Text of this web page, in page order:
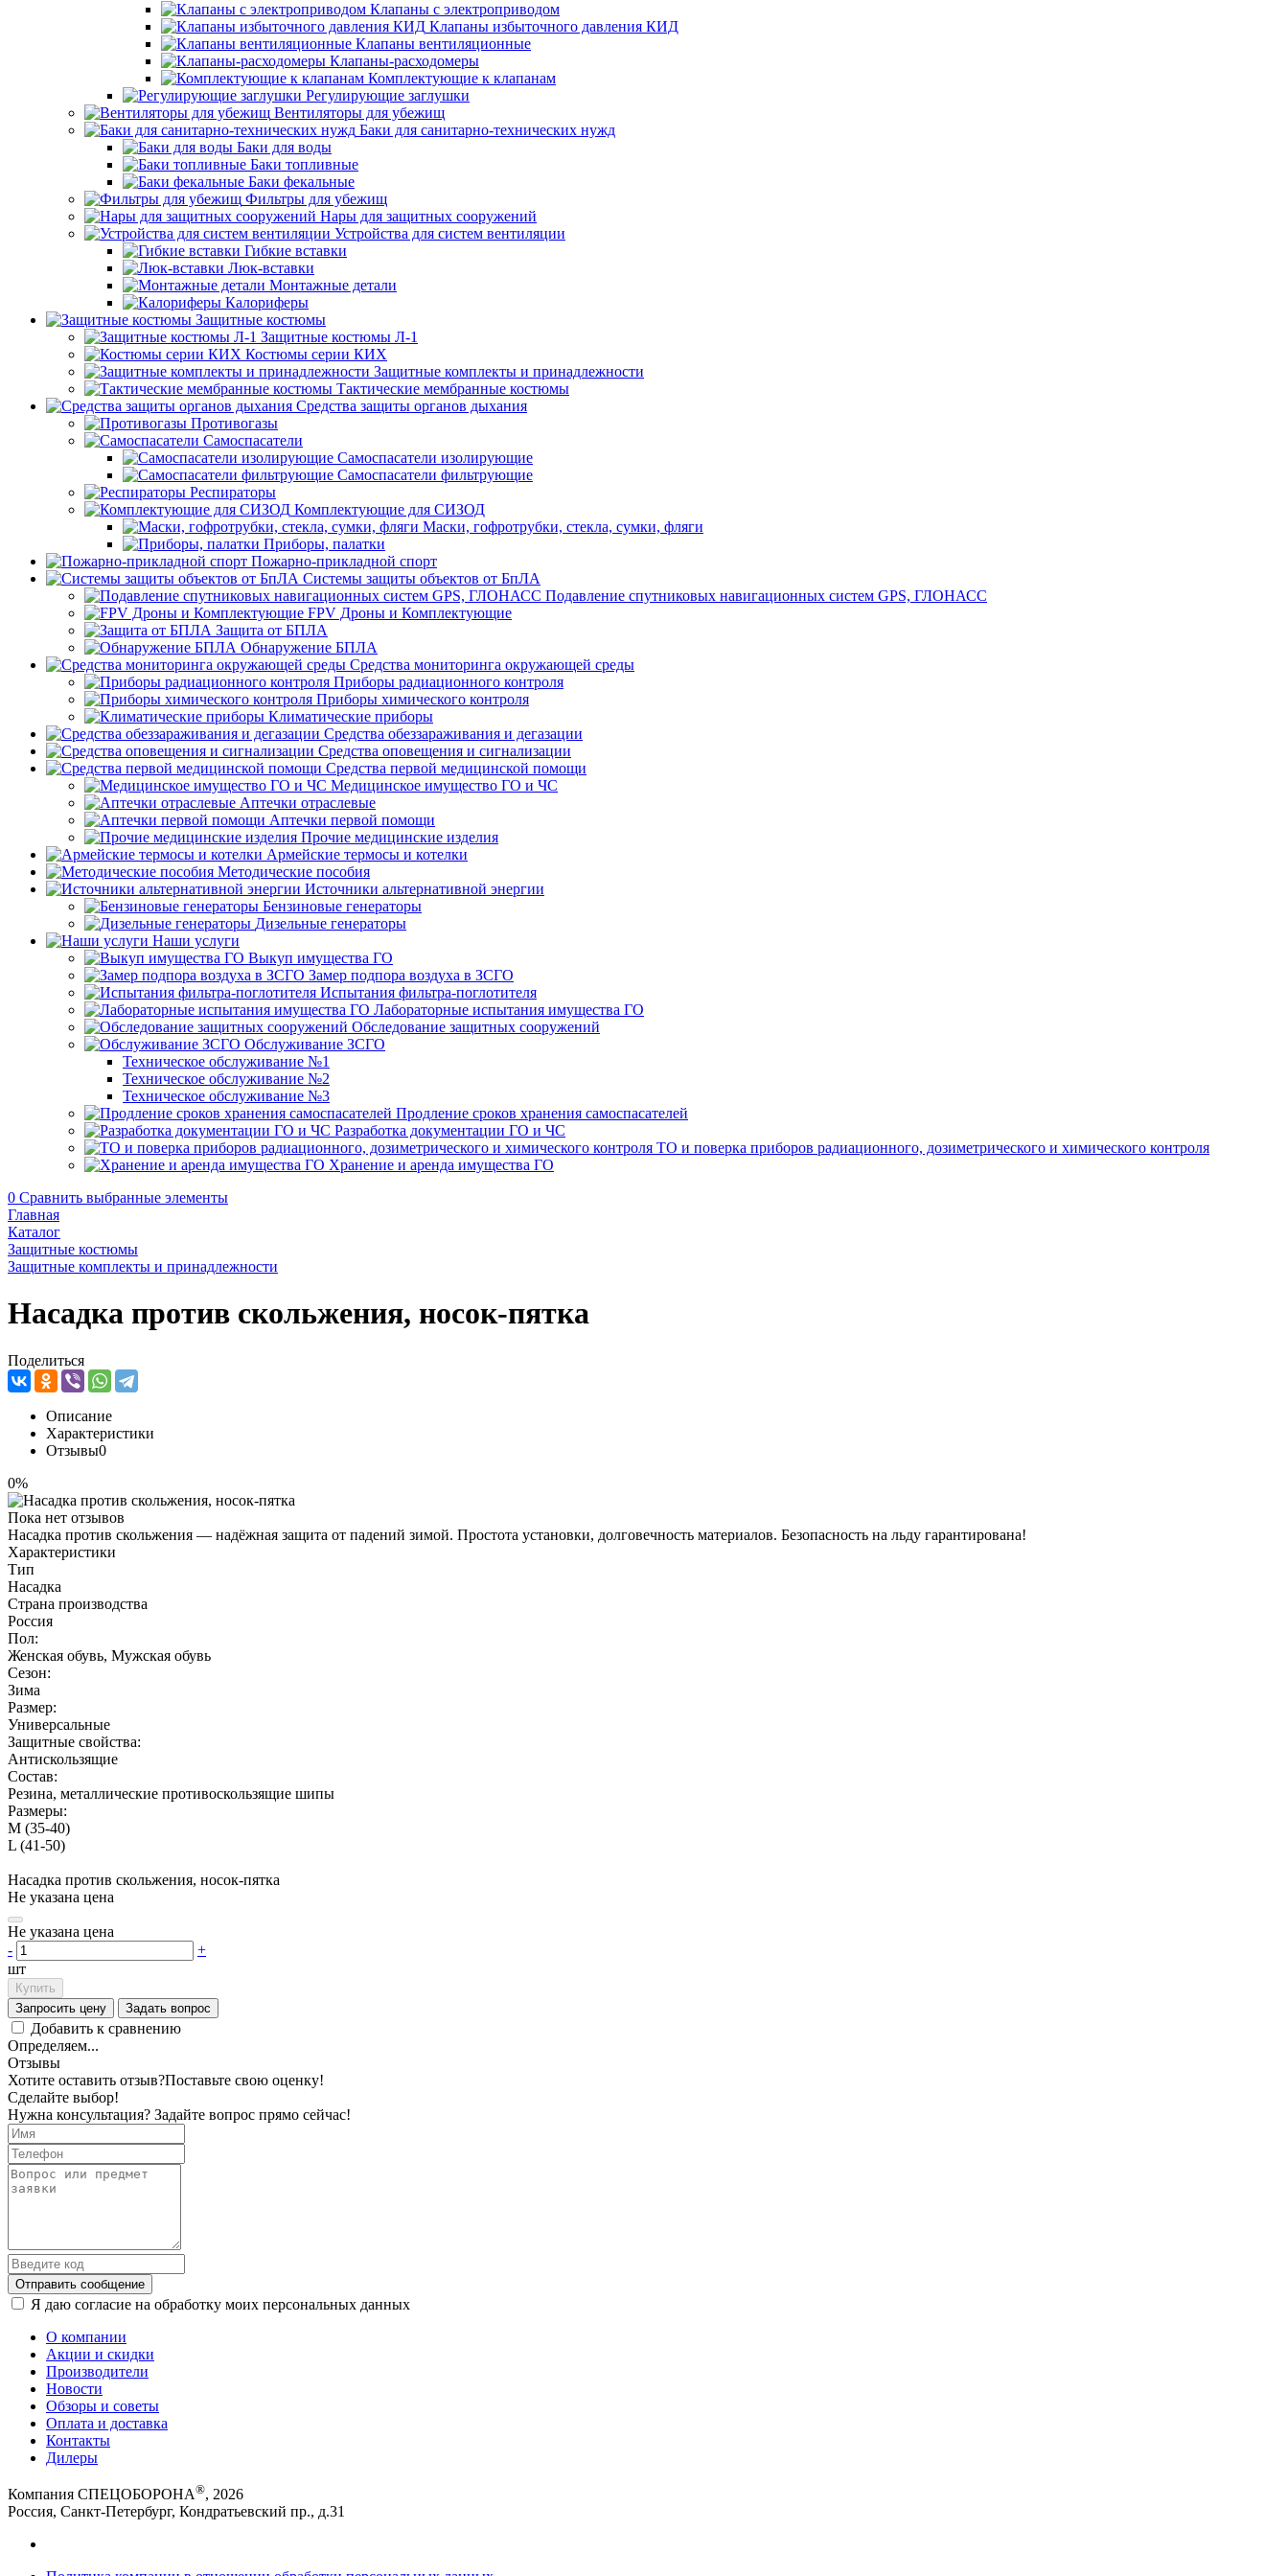
Клапаны с электроприводом
Клапаны избыточного давления КИД
Клапаны вентиляционные
Клапаны-расходомеры
Комплектующие к клапанам
Регулирующие заглушки
Вентиляторы для убежищ
Баки для санитарно-технических нужд
Баки для воды
Баки топливные
Баки фекальные
Фильтры для убежищ
Нары для защитных сооружений
Устройства для систем вентиляции
Гибкие вставки
Люк-вставки
Монтажные детали
Калориферы
Защитные костюмы
Защитные костюмы Л-1
Костюмы серии КИХ
Защитные комплекты и принадлежности
Тактические мембранные костюмы
Средства защиты органов дыхания
Противогазы
Самоспасатели
Самоспасатели изолирующие
Самоспасатели фильтрующие
Респираторы
Комплектующие для СИЗОД
Маски, гофротрубки, стекла, сумки, фляги
Приборы, палатки
Пожарно-прикладной спорт
Системы защиты объектов от БпЛА
Подавление спутниковых навигационных систем GPS, ГЛОНАСС
FPV Дроны и Комплектующие
Защита от БПЛА
Обнаружение БПЛА
Средства мониторинга окружающей среды
Приборы радиационного контроля
Приборы химического контроля
Климатические приборы
Средства обеззараживания и дегазации
Средства оповещения и сигнализации
Средства первой медицинской помощи
Медицинское имущество ГО и ЧС
Аптечки отраслевые
Аптечки первой помощи
Прочие медицинские изделия
Армейские термосы и котелки
Методические пособия
Источники альтернативной энергии
Бензиновые генераторы
Дизельные генераторы
Наши услуги
Выкуп имущества ГО
Замер подпора воздуха в ЗСГО
Испытания фильтра-поглотителя
Лабораторные испытания имущества ГО
Обследование защитных сооружений
Обслуживание ЗСГО
Техническое обслуживание №1
Техническое обслуживание №2
Техническое обслуживание №3
Продление сроков хранения самоспасателей
Разработка документации ГО и ЧС
ТО и поверка приборов радиационного, дозиметрического и химического контроля
Хранение и аренда имущества ГО
0 Сравнить выбранные элементы
Главная
Каталог
Защитные костюмы
Защитные комплекты и принадлежности
Насадка против скольжения, носок-пятка
Поделиться
Описание
Характеристики
Отзывы0
0%
Пока нет отзывов
Насадка против скольжения — надёжная защита от падений зимой. Простота установки, долговечность материалов. Безопасность на льду гарантирована!
Характеристики
Тип
Насадка
Страна производства
Россия
Пол:
Женская обувь, Мужская обувь
Сезон:
Зима
Размер:
Универсальные
Защитные свойства:
Антискользящие
Состав:
Резина, металлические противоскользящие шипы
Размеры:
M (35-40)
L (41-50)
Насадка против скольжения, носок-пятка
Не указана цена
Не указана цена
-
+
шт
Купить
Запросить цену
Задать вопрос
Добавить к сравнению
Определяем...
Отзывы
Хотите оставить отзыв?Поставьте свою оценку!
Сделайте выбор!
Нужна консультация? Задайте вопрос прямо сейчас!
Отправить сообщение
Я даю согласие на обработку моих персональных данных
О компании
Акции и скидки
Производители
Новости
Обзоры и советы
Оплата и доставка
Контакты
Дилеры
Компания СПЕЦОБОРОНА®, 2026
Россия, Санкт-Петербург, Кондратьевский пр., д.31